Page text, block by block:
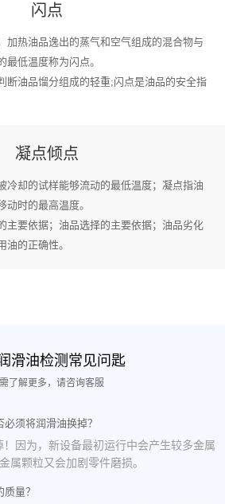
闪点
加热油品逸出的蒸气和空气组成的混合物与
最低温度称为闪点。
断油品馏分组成的轻重;闪点是油品的安全指
凝点倾点
冷却的试样能够流动的最低温度；凝点指油
动时的最高温度。
主要依据；油品选择的主要依据；油品劣化
油的正确性。
滑油检测常见问匙
了解更多，请咨询客服
须将润滑油换掉？
因为，新设备最初运行中会产生较多金属
属颗粒又会加剧零件磨损。
量？